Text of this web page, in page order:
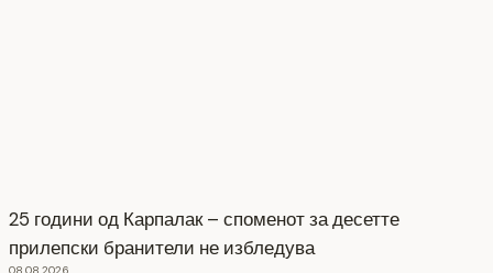
25 години од Карпалак – споменот за десетте
прилепски бранители не избледува